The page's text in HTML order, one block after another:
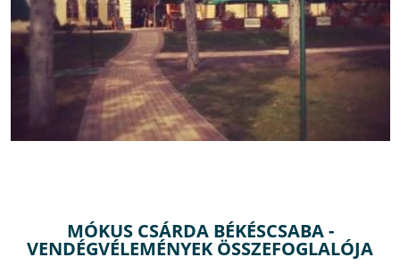
MÓKUS CSÁRDA BÉKÉSCSABA -
VENDÉGVÉLEMÉNYEK ÖSSZEFOGLALÓJA